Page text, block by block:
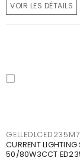
VOIR LES DÉTAILS
CURRENT
50/80W3CCT